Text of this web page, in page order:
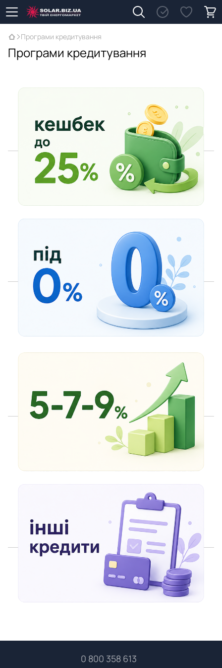
Програми кредитування
Програми кредитування
0 800 358 613